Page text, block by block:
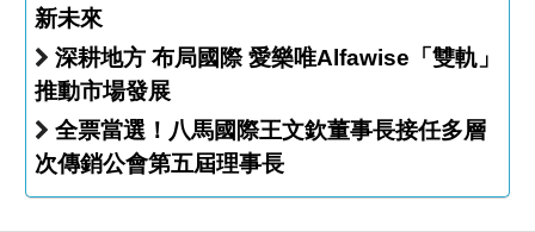
新未來
深耕地方 布局國際 愛樂唯Alfawise「雙軌」
推動市場發展
全票當選！八馬國際王文欽董事長接任多層
次傳銷公會第五屆理事長